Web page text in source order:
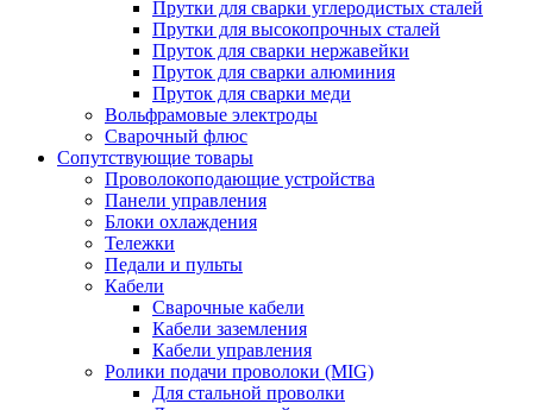
Прутки для сварки углеродистых сталей
Прутки для высокопрочных сталей
Пруток для сварки нержавейки
Пруток для сварки алюминия
Пруток для сварки меди
Вольфрамовые электроды
Сварочный флюс
Сопутствующие товары
Проволокоподающие устройства
Панели управления
Блоки охлаждения
Тележки
Педали и пульты
Кабели
Сварочные кабели
Кабели заземления
Кабели управления
Ролики подачи проволоки (MIG)
Для стальной проволки